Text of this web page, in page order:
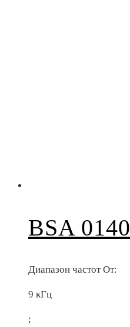
BSA 0140
Диапазон частот От:
9 кГц
;